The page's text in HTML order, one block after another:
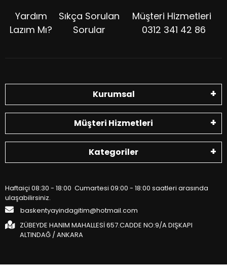
Yardım
Lazım Mı?
Sıkça Sorulan
Sorular
Müşteri Hizmetleri
0312 341 42 86
Kurumsal
Müşteri Hizmetleri
Kategoriler
Haftaiçi 08:30 - 18:00 Cumartesi 09:00 - 18:00 saatleri arasında
ulaşabilirsiniz.
baskentyayindagitim@hotmail.com
ZÜBEYDE HANIM MAHALLESİ 657.CADDE NO:9/A DIŞKAPI
ALTINDAĞ / ANKARA